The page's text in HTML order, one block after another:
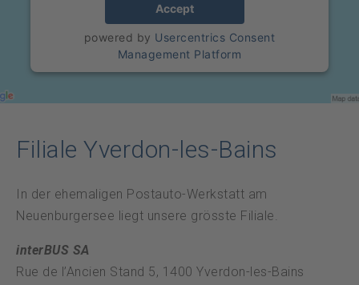
Jobs
Notfall
DE FR
Accept
powered by Usercentrics Consent
Management Platform
Filiale Yverdon-les-Bains
In der ehemaligen Postauto-Werkstatt am
Neuenburgersee liegt unsere grösste Filiale.
interBUS SA
Rue de l’Ancien Stand 5, 1400 Yverdon-les-Bains